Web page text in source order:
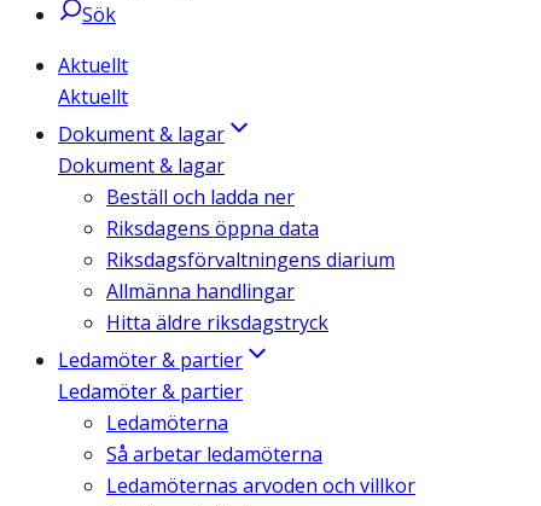
Sök
Aktuellt
Aktuellt
Dokument & lagar
Dokument & lagar
Beställ och ladda ner
Riksdagens öppna data
Riksdagsförvaltningens diarium
Allmänna handlingar
Hitta äldre riksdagstryck
Ledamöter & partier
Ledamöter & partier
Ledamöterna
Så arbetar ledamöterna
Ledamöternas arvoden och villkor